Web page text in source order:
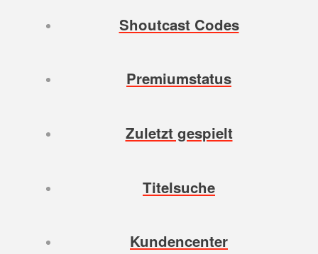
Shoutcast Codes
Premiumstatus
Zuletzt gespielt
Titelsuche
Kundencenter